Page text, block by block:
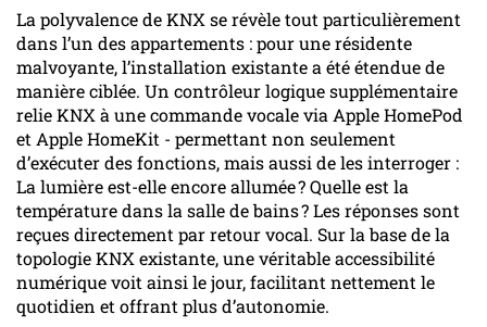
La polyvalence de KNX se révèle tout particulièrement
dans l’un des appartements : pour une résidente
malvoyante, l’installation existante a été étendue de
manière ciblée. Un contrôleur logique supplémentaire
relie KNX à une commande vocale via Apple HomePod
et Apple HomeKit - permettant non seulement
d’exécuter des fonctions, mais aussi de les interroger :
La lumière est-elle encore allumée ? Quelle est la
température dans la salle de bains ? Les réponses sont
reçues directement par retour vocal. Sur la base de la
topologie KNX existante, une véritable accessibilité
numérique voit ainsi le jour, facilitant nettement le
quotidien et offrant plus d’autonomie.